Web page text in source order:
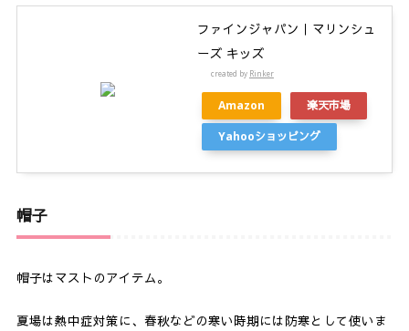
ファインジャパン｜マリンシュ
ーズ キッズ
created by Rinker
Amazon
楽天市場
Yahooショッピング
帽子
帽子はマストのアイテム。
夏場は熱中症対策に、春秋などの寒い時期には防寒として使いま